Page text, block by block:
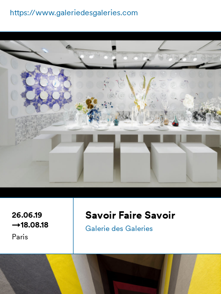
https://www.galeriedesgaleries.com
26.06.19
→18.08.18
Paris
Savoir Faire Savoir
Galerie des Galeries